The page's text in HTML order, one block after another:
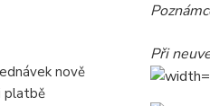
nově
platbě
Při